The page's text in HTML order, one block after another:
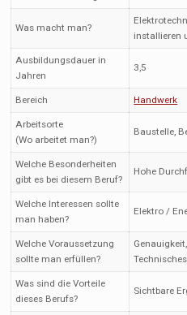
Was macht man?
installieren
Ausbildungsdauer in
Jahren
3,5
Bereich Handwerk
Arbeitsorte
(Wo arbeitet man?)
Baustelle,
Welche Besonderheiten
gibt es bei diesem Beruf?
Hohe
Welche Interessen sollte
man haben?
Elektro /
Welche Voraussetzung
sollte man erfüllen?
Was sind die Vorteile
dieses Berufs?
Sichtbare